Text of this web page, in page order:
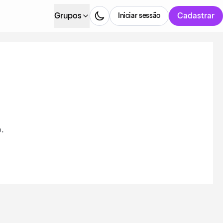
Grupos Cadastrar
Iniciar sessão